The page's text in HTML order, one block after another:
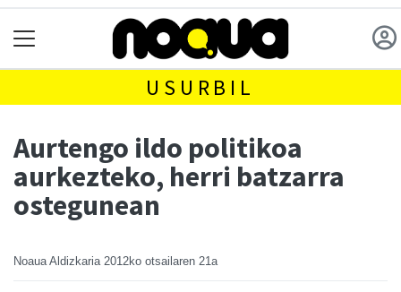
USURBIL
Aurtengo ildo politikoa
aurkezteko, herri batzarra
ostegunean
Noaua Aldizkaria 2012ko otsailaren 21a